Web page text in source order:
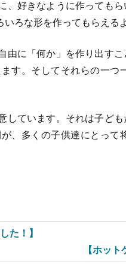
、好きなように作っても
ろな形を作ってもらえる
に「何か」を作り出す
す。そしてそれらの一つ
ています。それは子ど
、多くの子供達にとって
た！】
【ホッ